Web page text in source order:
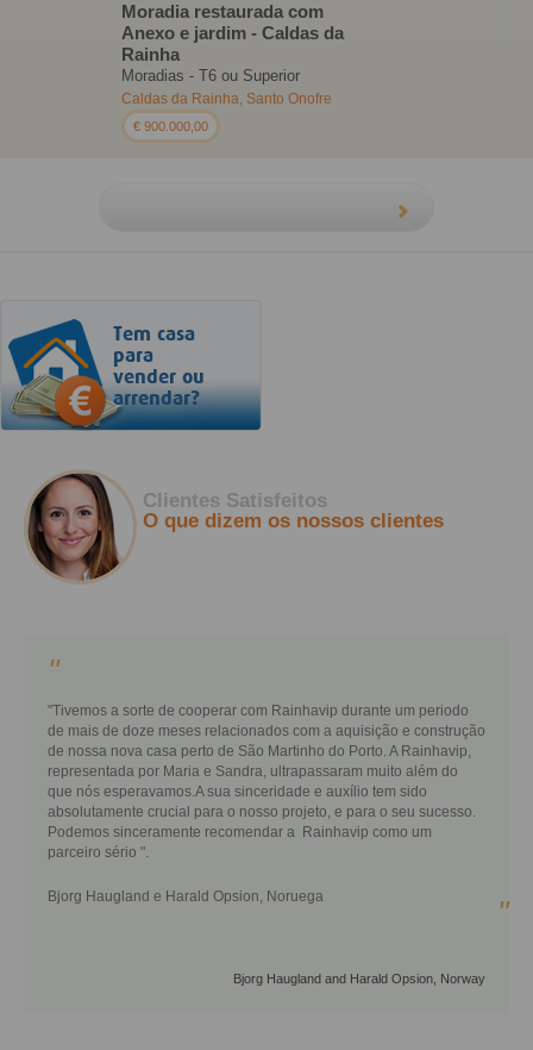
Moradia restaurada com
Anexo e jardim - Caldas da
Rainha
Moradias - T6 ou Superior
Caldas da Rainha, Santo Onofre
€ 900.000,00
Tem casa
para
vender ou
arrendar?
Clientes Satisfeitos
O que dizem os nossos clientes
"
"Tivemos a sorte de cooperar com Rainhavip durante um periodo
de mais de doze meses relacionados com a aquisição e construção
de nossa nova casa perto de São Martinho do Porto. A Rainhavip,
representada por Maria e Sandra, ultrapassaram muito além do
que nós esperavamos.A sua sinceridade e auxílio tem sido
absolutamente crucial para o nosso projeto, e para o seu sucesso.
Podemos sinceramente recomendar a Rainhavip como um
parceiro sério ".
Bjorg Haugland e Harald Opsion, Noruega "
Bjorg Haugland and Harald Opsion, Norway